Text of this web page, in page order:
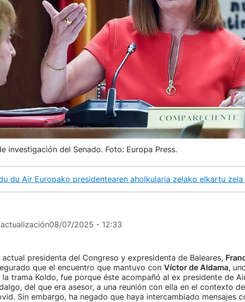
investigación del Senado. Foto: Europa Press.
du Air Europako presidentearen aholkularia zelako elkartu
08/07/2025 - 12:33
actual presidenta del Congreso y expresidenta de Baleares,
que el encuentro que mantuvo con Víctor de Aldama,
la trama Koldo, fue porque éste acompañó al ex presidente de
del que era asesor, a una reunión con ella en el contexto
Sin embargo, ha negado que haya intercambiado mensajes